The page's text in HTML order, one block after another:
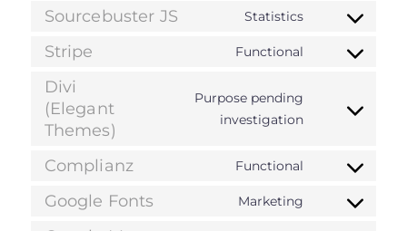
wpml
Sourcebuster JS Statistics
Consent
Stripe Functional
Consent
service
Divi
(Elegant
Themes)
Purpose pending
investigation
Consent
service
(elegant-
Complianz Functional
Consent
Google Fonts Marketing
Consent